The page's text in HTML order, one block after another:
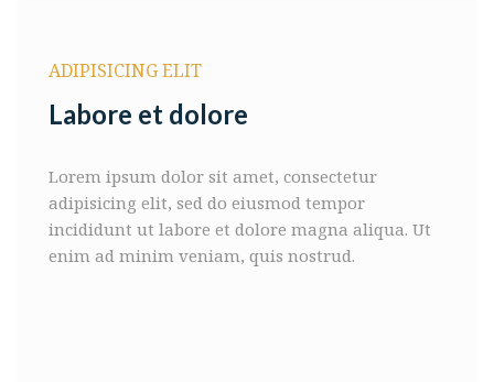
ADIPISICING ELIT
Labore et dolore
Lorem ipsum dolor sit amet, consectetur
adipisicing elit, sed do eiusmod tempor
incididunt ut labore et dolore magna aliqua. Ut
enim ad minim veniam, quis nostrud.